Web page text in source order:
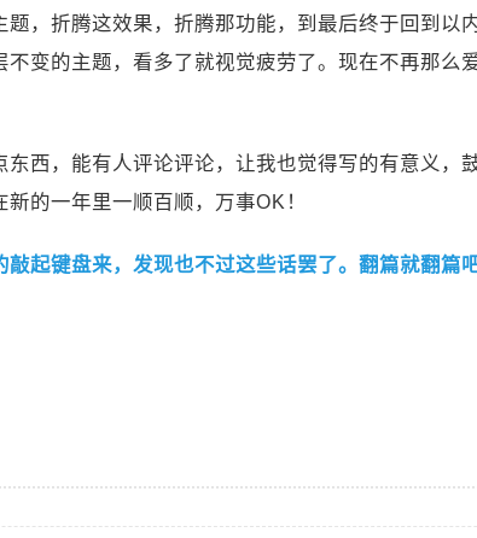
，折腾这效果，折腾那功能，到最后终于回到以
变的主题，看多了就视觉疲劳了。现在不再那么
西，能有人评论评论，让我也觉得写的有意义，
的一年里一顺百顺，万事OK！
起键盘来，发现也不过这些话罢了。翻篇就翻